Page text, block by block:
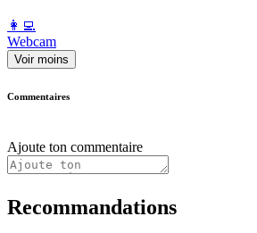
️👩‍💻️
Webcam
Voir moins
Commentaires
Ajoute ton commentaire
Recommandations